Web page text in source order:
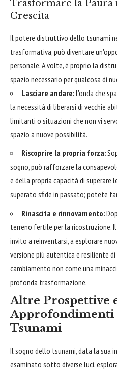
Trasformare la
Crescita
Il potere distruttivo dello tsunami
trasformativa, può diventare
personale. A volte, è proprio la
spazio necessario per qualcosa di
Lasciare andare:L'onda che
la necessità di liberarsi di vecchie
limitanti o situazioni che non vi
spazio a nuove possibilità.
Riscoprire la propria forza:
sogno, può rafforzare la
e della propria capacità di superare
superato sfide in passato; potete
Rinascita e rinnovamento:
terreno fertile per la ricostruzione.
invito a reinventarsi, a esplorare
versione più autentica e resiliente
cambiamento non come una
profonda trasformazione.
Altre Prospettive
Approfondimenti
Tsunami
Il sogno dello tsunami, data la sua
esaminato sotto diverse luci,